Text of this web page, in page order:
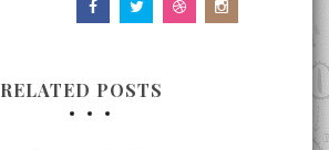
RELATED POSTS